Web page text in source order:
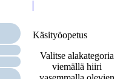
Käsityöopetus
Valitse alakategoria
viemällä hiiri